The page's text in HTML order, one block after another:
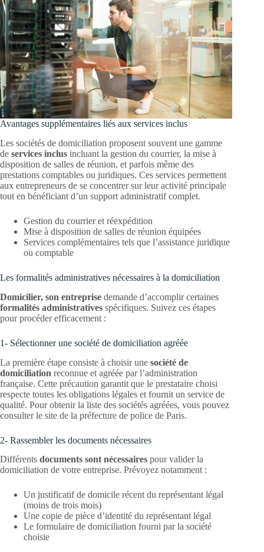
Avantages supplémentaires liés aux services inclus
Les sociétés de domiciliation proposent souvent une gamme
de services inclus incluant la gestion du courrier, la mise à
disposition de salles de réunion, et parfois même des
prestations comptables ou juridiques. Ces services permettent
aux entrepreneurs de se concentrer sur leur activité principale
tout en bénéficiant d’un support administratif complet.
Gestion du courrier et réexpédition
Mise à disposition de salles de réunion équipées
Services complémentaires tels que l’assistance juridique
ou comptable
Les formalités administratives nécessaires à la domiciliation
Domicilier, son entreprise demande d’accomplir certaines
formalités administratives spécifiques. Suivez ces étapes
pour procéder efficacement :
1- Sélectionner une société de domiciliation agréée
La première étape consiste à choisir une société de
domiciliation reconnue et agréée par l’administration
française. Cette précaution garantit que le prestataire choisi
respecte toutes les obligations légales et fournit un service de
qualité. Pour obtenir la liste des sociétés agréées, vous pouvez
consulter le site de la préfecture de police de Paris.
2- Rassembler les documents nécessaires
Différents documents sont nécessaires pour valider la
domiciliation de votre entreprise. Prévoyez notamment :
Un justificatif de domicile récent du représentant légal
(moins de trois mois)
Une copie de pièce d’identité du représentant légal
Le formulaire de domiciliation fourni par la société
choisie